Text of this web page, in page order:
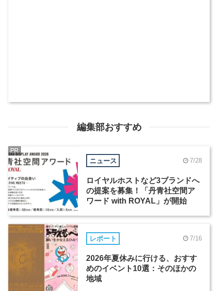
編集部おすすめ
ニュース 7/28
ロイヤルホストなど3ブランドへ
の提案を募集！「丹青社空間ア
ワード with ROYAL」が開始
PR
レポート 7/16
2026年夏休みに行ける、おすす
めのイベント10選：そのほかの
地域